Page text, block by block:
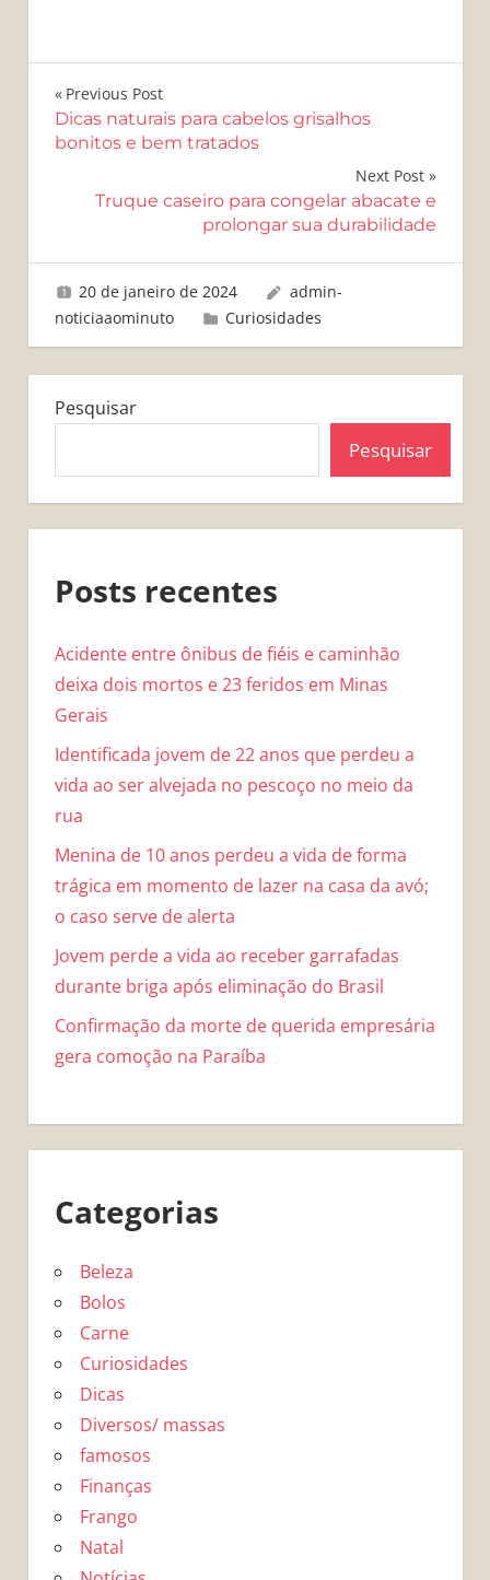
Navegação
de
Post
Previous Post
Dicas naturais para cabelos grisalhos
bonitos e bem tratados
Next Post
Truque caseiro para congelar abacate e
prolongar sua durabilidade
20 de janeiro de 2024
admin-
noticiaaominuto
Curiosidades
Pesquisar
Pesquisar
Posts recentes
Acidente entre ônibus de fiéis e caminhão
deixa dois mortos e 23 feridos em Minas
Gerais
Identificada jovem de 22 anos que perdeu a
vida ao ser alvejada no pescoço no meio da
rua
Menina de 10 anos perdeu a vida de forma
trágica em momento de lazer na casa da avó;
o caso serve de alerta
Jovem perde a vida ao receber garrafadas
durante briga após eliminação do Brasil
Confirmação da morte de querida empresária
gera comoção na Paraíba
Categorias
Beleza
Bolos
Carne
Curiosidades
Dicas
Diversos/ massas
famosos
Finanças
Frango
Natal